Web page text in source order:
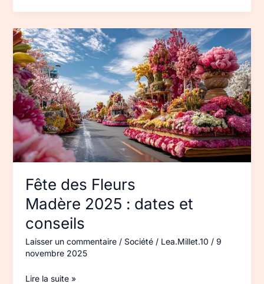
Fête des Fleurs
Madère 2025 : dates et
conseils
Laisser un commentaire / Société/ Lea.Millet.10 / 9
novembre 2025
Fête
des
Fleurs
Madère 2025 :
dates
et
conseils
Lire la suite »